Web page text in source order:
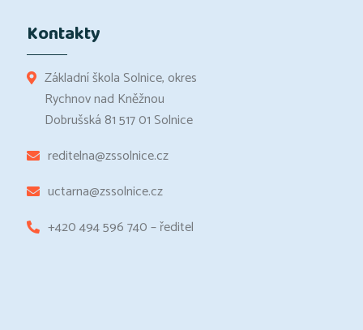
Kontakty
Základní škola Solnice, okres
Rychnov nad Kněžnou
Dobrušská 81 517 01 Solnice
reditelna@zssolnice.cz
uctarna@zssolnice.cz
+420 494 596 740 – ředitel